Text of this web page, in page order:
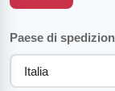
Paese di